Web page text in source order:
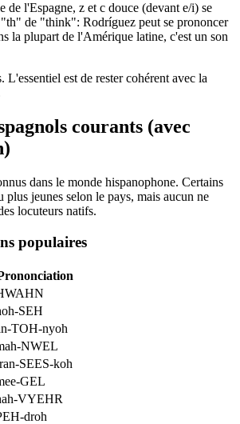
de l'Espagne, z et c douce (devant e/i) se
de "think": Rodríguez peut se prononcer
la plupart de l'Amérique latine, c'est un son
L'essentiel est de rester cohérent avec la
courants (avec
dans le monde hispanophone. Certains
plus jeunes selon le pays, mais aucun ne
locuteurs natifs.
populaires
SEH
TOH-nyoh
NWEL
SEES-koh
GEL
VYEHR
droh